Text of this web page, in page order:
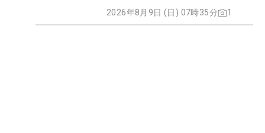
2026年8月9日 (日) 07時35分 1